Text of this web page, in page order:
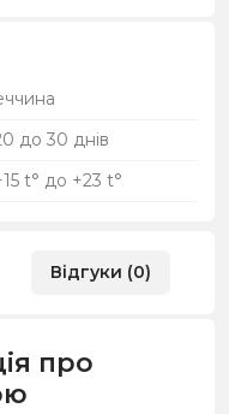
до 30 днів
t° до +23 t°
Відгуки (0)
про